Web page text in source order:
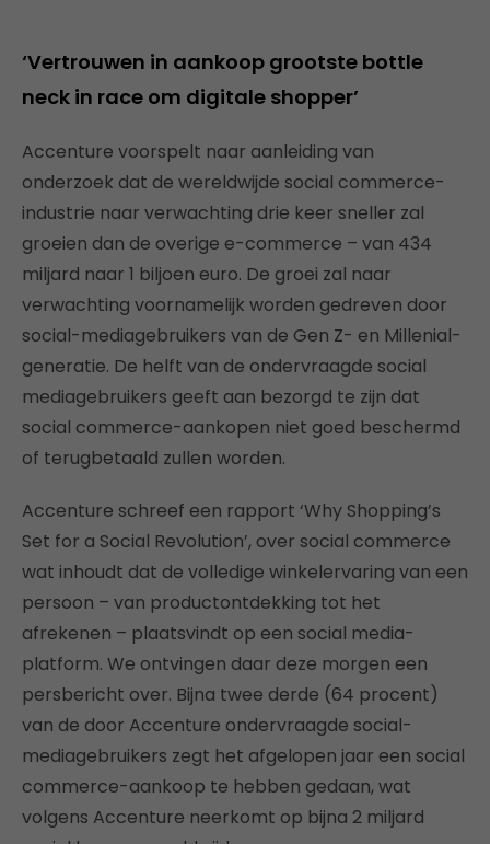
‘Vertrouwen in aankoop grootste bottle
neck in race om digitale shopper’
Accenture voorspelt naar aanleiding van
onderzoek dat de wereldwijde social commerce-
industrie naar verwachting drie keer sneller zal
groeien dan de overige e-commerce – van 434
miljard naar 1 biljoen euro. De groei zal naar
verwachting voornamelijk worden gedreven door
social-mediagebruikers van de Gen Z- en Millenial-
generatie. De helft van de ondervraagde social
mediagebruikers geeft aan bezorgd te zijn dat
social commerce-aankopen niet goed beschermd
of terugbetaald zullen worden.
Accenture schreef een rapport ‘Why Shopping’s
Set for a Social Revolution’, over social commerce
wat inhoudt dat de volledige winkelervaring van een
persoon – van productontdekking tot het
afrekenen – plaatsvindt op een social media-
platform. We ontvingen daar deze morgen een
persbericht over. Bijna twee derde (64 procent)
van de door Accenture ondervraagde social-
mediagebruikers zegt het afgelopen jaar een social
commerce-aankoop te hebben gedaan, wat
volgens Accenture neerkomt op bijna 2 miljard